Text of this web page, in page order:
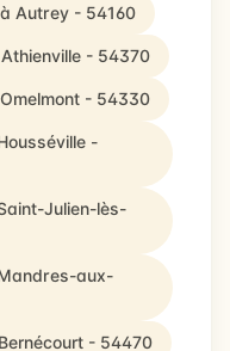
Autrey - 54160
- 54370
- 54330
-
Julien-lès-
aux-
- 54470